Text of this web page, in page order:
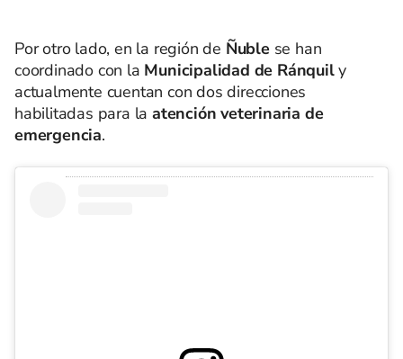
Por otro lado, en la región de Ñuble se han
coordinado con la Municipalidad de Ránquily
actualmente cuentan con dos direcciones
habilitadas para laatención veterinaria de
emergencia.